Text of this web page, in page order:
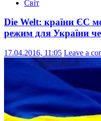
Світ
Die Welt: країни ЄС
режим для України
17.04.2016, 11:05 Leave a